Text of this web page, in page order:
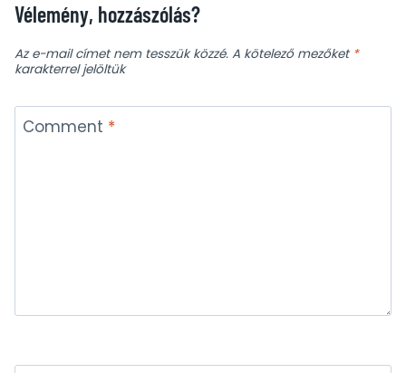
Vélemény, hozzászólás?
Az e-mail címet nem tesszük közzé. A kötelező mezőket *
karakterrel jelöltük
Comment *